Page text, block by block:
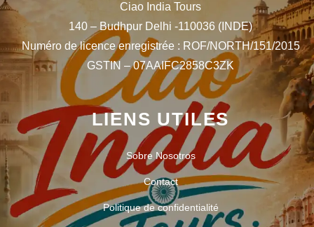
Ciao India Tours
140 – Budhpur Delhi -110036 (INDE)
Numéro de licence enregistrée : ROF/NORTH/151/2015
GSTIN – 07AAIFC2858C3ZK
LIENS UTILES
Sobre Nosotros
Contact
Politique de confidentialité